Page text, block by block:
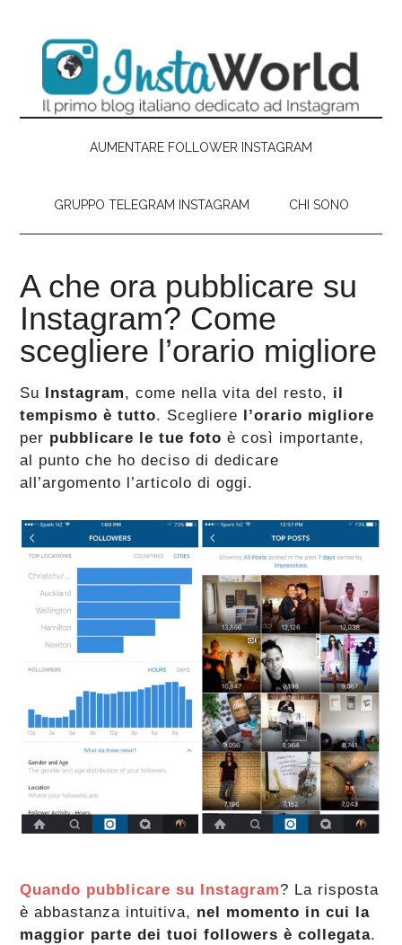
contenuto
principale
secondary
laterale
primaria
AUMENTARE FOLLOWER INSTAGRAM
GRUPPO TELEGRAM INSTAGRAM CHI SONO
A che ora pubblicare su
Instagram? Come
scegliere l’orario migliore
Su Instagram, come nella vita del resto, il
tempismo è tutto. Scegliere l’orario migliore
per pubblicare le tue foto è così importante,
al punto che ho deciso di dedicare
all’argomento l’articolo di oggi.
Quando pubblicare su Instagram? La risposta
è abbastanza intuitiva, nel momento in cui la
maggior parte dei tuoi followers è collegata.